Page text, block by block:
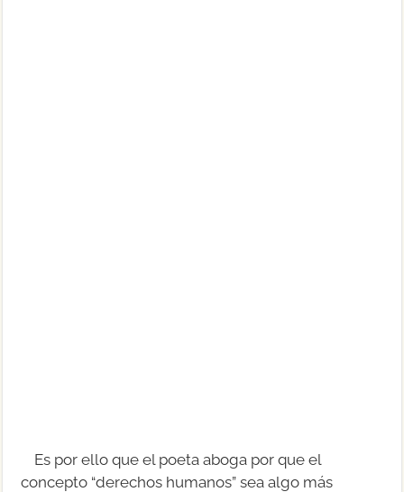
Es por ello que el poeta aboga por que el
concepto “derechos humanos” sea algo más